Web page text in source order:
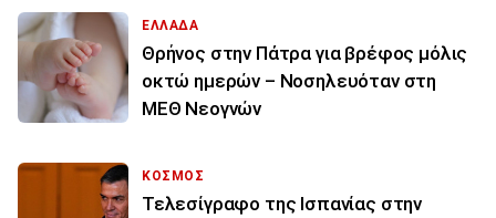
ΕΛΛΑΔΑ
Θρήνος στην Πάτρα για βρέφος μόλις
οκτώ ημερών – Νοσηλευόταν στη
ΜΕΘ Νεογνών
ΚΟΣΜΟΣ
Τελεσίγραφο της Ισπανίας στην